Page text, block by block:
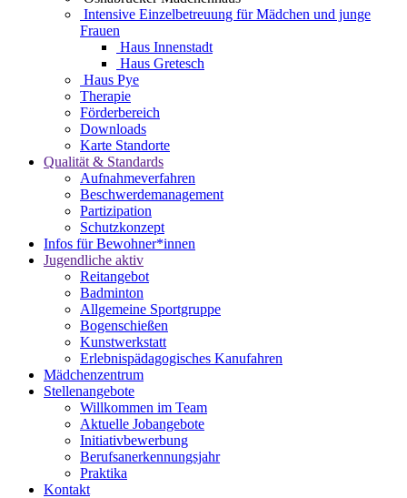
Intensive Einzelbetreuung für Mädchen und junge
Frauen
Haus Innenstadt
Haus Gretesch
Haus Pye
Therapie
Förderbereich
Downloads
Karte Standorte
Qualität & Standards
Aufnahmeverfahren
Beschwerdemanagement
Partizipation
Schutzkonzept
Infos für Bewohner*innen
Jugendliche aktiv
Reitangebot
Badminton
Allgemeine Sportgruppe
Bogenschießen
Kunstwerkstatt
Erlebnispädagogisches Kanufahren
Mädchenzentrum
Stellenangebote
Willkommen im Team
Aktuelle Jobangebote
Initiativbewerbung
Berufsanerkennungsjahr
Praktika
Kontakt